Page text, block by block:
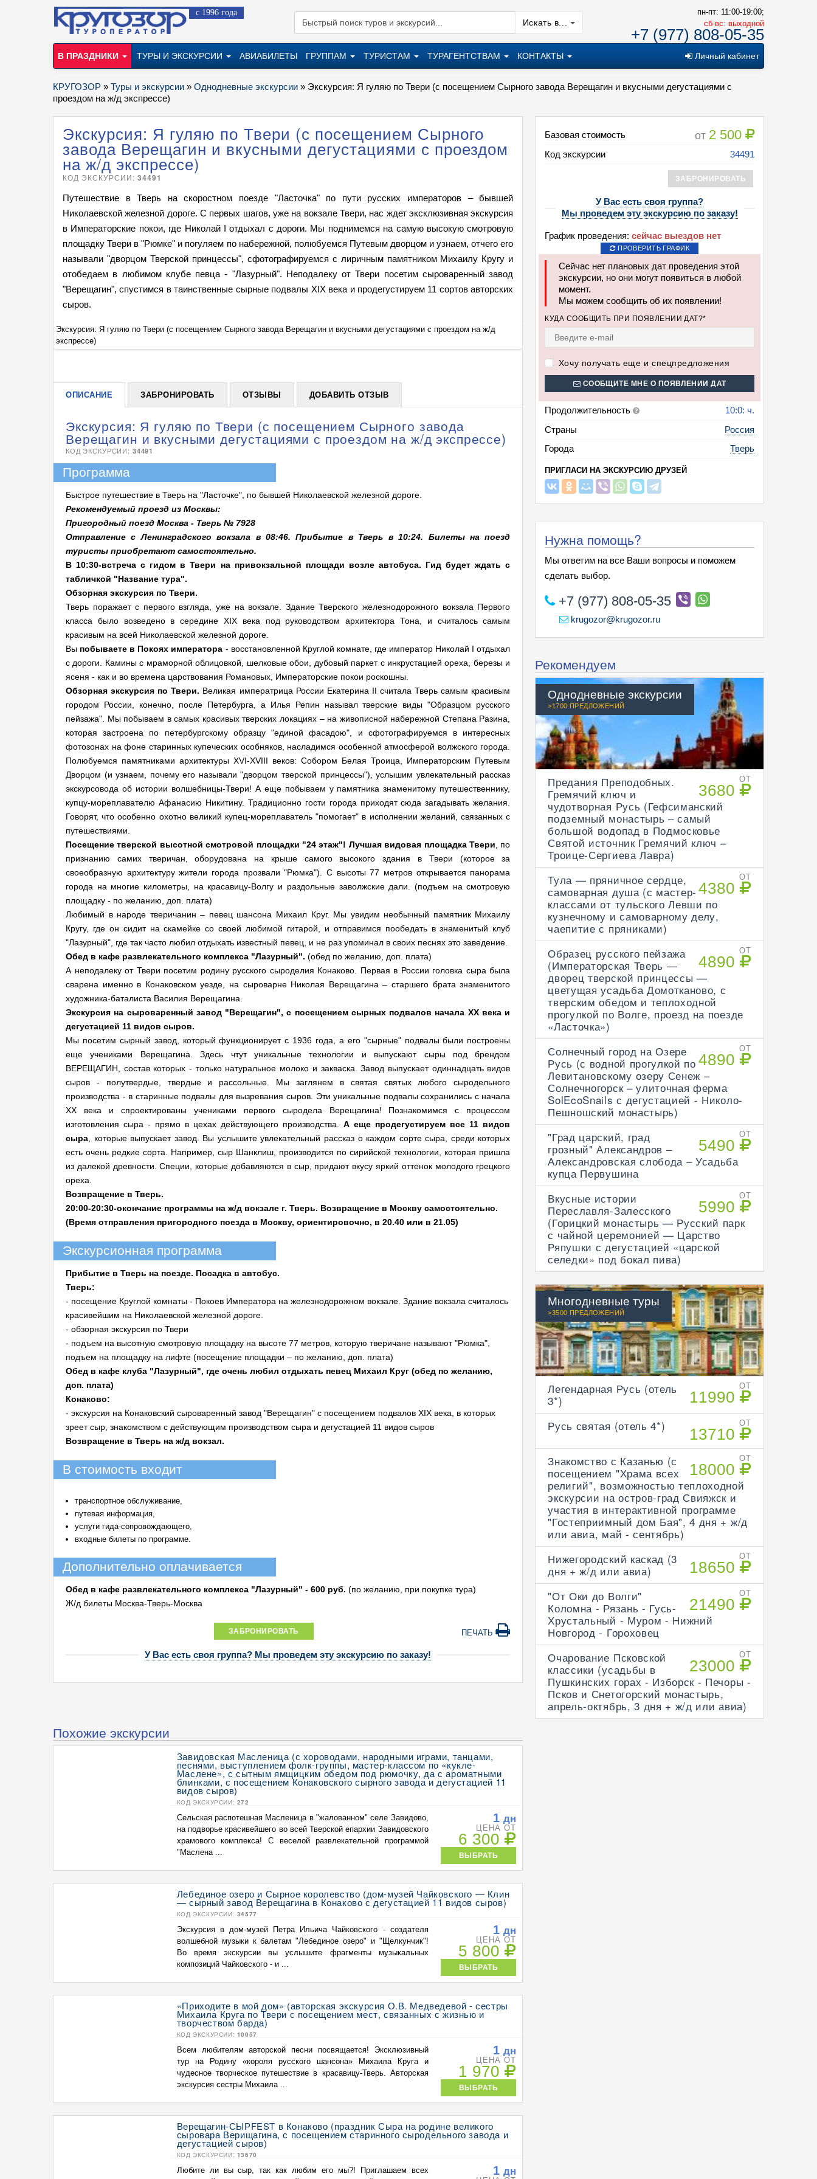
с 1996 года
Искать в...
пн-пт: 11:00-19:00;
cб-вс: выходной
+7 (977) 808-05-35
В ПРАЗДНИКИ ТУРЫ И ЭКСКУРСИИ АВИАБИЛЕТЫ ГРУППАМ ТУРИСТАМ ТУРАГЕНТСТВАМ КОНТАКТЫ Личный кабинет
КРУГОЗОР » Туры и экскурсии » Однодневные экскурсии » Экскурсия: Я гуляю по Твери (с посещением Сырного завода Верещагин и вкусными дегустациями с
проездом на ж/д экспрессе)
Базовая стоимость от 2 500
Код экскурсии 34491
ЗАБРОНИРОВАТЬ
У Вас есть своя группа?
Мы проведем эту экскурсию по заказу!
График проведения: сейчас выездов нет
ПРОВЕРИТЬ ГРАФИК
Сейчас нет плановых дат проведения этой
экскурсии, но они могут появиться в любой
момент.
Мы можем сообщить об их появлении!
КУДА СООБЩИТЬ ПРИ ПОЯВЛЕНИИ ДАТ?*
Хочу получать еще и спецпредложения
СООБЩИТЕ МНЕ О ПОЯВЛЕНИИ ДАТ
Продолжительность
10:0: ч.
Страны
Россия
Города
Тверь
ПРИГЛАСИ НА ЭКСКУРСИЮ ДРУЗЕЙ
Экскурсия: Я гуляю по Твери (с посещением Сырного
завода Верещагин и вкусными дегустациями с проездом
на ж/д экспрессе)
КОД ЭКСКУРСИИ:34491
Путешествие в Тверь на скоростном поезде "Ласточка" по пути русских императоров – бывшей
Николаевской железной дороге. С первых шагов, уже на вокзале Твери, нас ждет эксклюзивная экскурсия
в Императорские покои, где Николай I отдыхал с дороги. Мы поднимемся на самую высокую смотровую
площадку Твери в "Рюмке" и погуляем по набережной, полюбуемся Путевым дворцом и узнаем, отчего его
называли "дворцом Тверской принцессы", сфотографируемся с лиричным памятником Михаилу Кругу и
отобедаем в любимом клубе певца - "Лазурный". Неподалеку от Твери посетим сыроваренный завод
"Верещагин", спустимся в таинственные сырные подвалы XIX века и продегустируем 11 сортов авторских
сыров.
+
Экскурсия: Я гуляю по Твери (с посещением Сырного завода Верещагин и вкусными дегустациями с проездом на ж/д
экспрессе)
Экскурсия: Я гуляю по Твери (с посещением Сырного завода Верещагин и
экспрессе)
ОПИСАНИЕ ЗАБРОНИРОВАТЬ ОТЗЫВЫ ДОБАВИТЬ ОТЗЫВ
Экскурсия: Я гуляю по Твери (с посещением Сырного завода
Верещагин и вкусными дегустациями с проездом на ж/д экспрессе)
КОД ЭКСКУРСИИ: 34491
Программа
Быстрое путешествие в Тверь на "Ласточке", по бывшей Николаевской железной дороге.
Рекомендуемый проезд из Москвы:
Пригородный поезд Москва - Тверь № 7928
Отправление с Ленинградского вокзала в 08:46. Прибытие в Тверь в 10:24. Билеты на поезд
туристы приобретают самостоятельно.
В 10:30-встреча с гидом в Твери на привокзальной площади возле автобуса. Гид будет ждать с
табличкой "Название тура".
Обзорная экскурсия по Твери.
Тверь поражает с первого взгляда, уже на вокзале. Здание Тверского железнодорожного вокзала Первого
класса было возведено в середине XIX века под руководством архитектора Тона, и считалось самым
красивым на всей Николаевской железной дороге.
Вы побываете в Покоях императора - восстановленной Круглой комнате, где император Николай I отдыхал
с дороги. Камины с мраморной облицовкой, шелковые обои, дубовый паркет с инкрустацией ореха, березы и
ясеня - как и во времена царствования Романовых, Императорские покои роскошны.
Обзорная экскурсия по Твери. Великая императрица России Екатерина II считала Тверь самым красивым
городом России, конечно, после Петербурга, а Илья Репин называл тверские виды "Образцом русского
пейзажа". Мы побываем в самых красивых тверских локациях – на живописной набережной Степана Разина,
которая застроена по петербургскому образцу "единой фасадою", и сфотографируемся в интересных
фотозонах на фоне старинных купеческих особняков, насладимся особенной атмосферой волжского города.
Полюбуемся памятниками архитектуры ХVI-XVIII веков: Собором Белая Троица, Императорским Путевым
Дворцом (и узнаем, почему его называли "дворцом тверской принцессы"), услышим увлекательный рассказ
экскурсовода об истории волшебницы-Твери! А еще побываем у памятника знаменитому путешественнику,
купцу-мореплавателю Афанасию Никитину. Традиционно гости города приходят сюда загадывать желания.
Говорят, что особенно охотно великий купец-мореплаватель "помогает" в исполнении желаний, связанных с
путешествиями.
Посещение тверской высотной смотровой площадки "24 этаж"! Лучшая видовая площадка Твери , по
признанию самих тверичан, оборудована на крыше самого высокого здания в Твери (которое за
своеобразную архитектуру жители города прозвали "Рюмка"). С высоты 77 метров открывается панорама
города на многие километры, на красавицу-Волгу и раздольные заволжские дали. (подъем на смотровую
площадку - по желанию, доп. плата)
Любимый в народе тверичанин – певец шансона Михаил Круг. Мы увидим необычный памятник Михаилу
Кругу, где он сидит на скамейке со своей любимой гитарой, и отправимся пообедать в знаменитый клуб
"Лазурный", где так часто любил отдыхать известный певец, и не раз упоминал в своих песнях это заведение.
Обед в кафе развлекательного комплекса "Лазурный". (обед по желанию, доп. плата)
А неподалеку от Твери посетим родину русского сыроделия Конаково. Первая в России головка сыра была
сварена именно в Конаковском уезде, на сыроварне Николая Верещагина – старшего брата знаменитого
художника-баталиста Василия Верещагина.
Экскурсия на сыроваренный завод "Верещагин", с посещением сырных подвалов начала XX века и
дегустацией 11 видов сыров.
Мы посетим сырный завод, который функционирует с 1936 года, а его "сырные" подвалы были построены
еще учениками Верещагина. Здесь чтут уникальные технологии и выпускают сыры под брендом
ВЕРЕЩАГИН, состав которых - только натуральное молоко и закваска. Завод выпускает одиннадцать видов
сыров - полутвердые, твердые и рассольные. Мы заглянем в святая святых любого сыродельного
производства - в старинные подвалы для вызревания сыров. Эти уникальные подвалы сохранились с начала
XX века и спроектированы учениками первого сыродела Верещагина! Познакомимся с процессом
изготовления сыра - прямо в цехах действующего производства.А еще продегустируем все 11 видов
сыра , которые выпускает завод. Вы услышите увлекательный рассказ о каждом сорте сыра, среди которых
есть очень редкие сорта. Например, сыр Шанклиш, производится по сирийской технологии, которая пришла
из далекой древности. Специи, которые добавляются в сыр, придают вкусу яркий оттенок молодого грецкого
ореха.
Возвращение в Тверь.
20:00-20:30-окончание программы на ж/д вокзале г. Тверь. Возвращение в Москву самостоятельно.
(Время отправления пригородного поезда в Москву, ориентировочно, в 20.40 или в 21.05)
Экскурсионная программа
Прибытие в Тверь на поезде. Посадка в автобус.
Тверь:
- посещение Круглой комнаты - Покоев Императора на железнодорожном вокзале. Здание вокзала считалось
красивейшим на Николаевской железной дороге.
- обзорная экскурсия по Твери
- подъем на высотную смотровую площадку на высоте 77 метров, которую тверичане называют "Рюмка",
подъем на площадку на лифте (посещение площадки – по желанию, доп. плата)
Обед в кафе клуба "Лазурный", где очень любил отдыхать певец Михаил Круг (обед по желанию,
доп. плата)
Конаково:
- экскурсия на Конаковский сыроваренный завод "Верещагин" с посещением подвалов XIX века, в которых
зреет сыр, знакомством с действующим производством сыра и дегустацией 11 видов сыров
Возвращение в Тверь на ж/д вокзал.
В стоимость входит
транспортное обслуживание,
путевая информация,
услуги гида-сопровождающего,
входные билеты по программе.
Дополнительно оплачивается
Обед в кафе развлекательного комплекса "Лазурный" - 600 руб. (по желанию, при покупке тура)
Ж/д билеты Москва-Тверь-Москва
ЗАБРОНИРОВАТЬ ПЕЧАТЬ
У Вас есть своя группа? Мы проведем эту экскурсию по заказу!
Похожие экскурсии
Завидовская Масленица (с хороводами, народными играми, танцами,
песнями, выступлением фолк-группы, мастер-классом по «кукле-
Маслене», с сытным ямщицким обедом под рюмочку, да с ароматными
блинками, с посещением Конаковского сырного завода и дегустацией 11
видов сыров)
КОД ЭКСКУРСИИ: 272
Сельская распотешная Масленица в "жалованном" селе Завидово,
на подворье красивейшего во всей Тверской епархии Завидовского
храмового комплекса! С веселой развлекательной программой
"Маслена ...
1дн
ЦЕНА ОТ
6 300
ВЫБРАТЬ
Лебединое озеро и Сырное королевство (дом-музей Чайковского — Клин
— сырный завод Верещагина в Конаково с дегустацией 11 видов сыров)
КОД ЭКСКУРСИИ: 34577
Экскурсия в дом-музей Петра Ильича Чайковского - создателя
волшебной музыки к балетам "Лебединое озеро" и "Щелкунчик"!
Во время экскурсии вы услышите фрагменты музыкальных
композиций Чайковского - и ...
1дн
ЦЕНА ОТ
5 800
ВЫБРАТЬ
«Приходите в мой дом» (авторская экскурсия О.В. Медведевой - сестры
Михаила Круга по Твери с посещением мест, связанных с жизнью и
творчеством барда)
КОД ЭКСКУРСИИ: 10057
Всем любителям авторской песни посвящается! Эксклюзивный
тур на Родину «короля русского шансона» Михаила Круга и
чудесное творческое путешествие в красавицу-Тверь. Авторская
экскурсия сестры Михаила ...
1дн
ЦЕНА ОТ
1 970
ВЫБРАТЬ
Верещагин-СЫРFEST в Конаково (праздник Сыра на родине великого
сыровара Верищагина, с посещением старинного сыродельного завода и
дегустацией сыров)
КОД ЭКСКУРСИИ: 13670
Любите ли вы сыр, так как любим его мы?! Приглашаем всех
1дн
Нужна помощь?
Мы ответим на все Ваши вопросы и поможем
сделать выбор.
+7 (977) 808-05-35
krugozor@krugozor.ru
Рекомендуем
Однодневные экскурсии
>1700 ПРЕДЛОЖЕНИЙ
ОТ
3680
Предания Преподобных.
Гремячий ключ и
чудотворная Русь (Гефсиманский
подземный монастырь – самый
большой водопад в Подмосковье
Святой источник Гремячий ключ –
Троице-Сергиева Лавра)
ОТ
4380
Тула — пряничное сердце,
самоварная душа (с мастер-
классами от тульского Левши по
кузнечному и самоварному делу,
чаепитие с пряниками)
ОТ
4890
Образец русского пейзажа
(Императорская Тверь —
дворец тверской принцессы —
цветущая усадьба Домотканово, с
тверским обедом и теплоходной
прогулкой по Волге, проезд на поезде
«Ласточка»)
ОТ
4890
Солнечный город на Озере
Русь (с водной прогулкой по
Левитановскому озеру Сенеж –
Солнечногорск – улиточная ферма
SolEcoSnails с дегустацией - Николо-
Пешношский монастырь)
ОТ
5490
"Град царский, град
грозный" Александров –
Александровская слобода – Усадьба
купца Первушина
ОТ
5990
Вкусные истории
Переславля-Залесского
(Горицкий монастырь — Русский парк
с чайной церемонией — Царство
Ряпушки с дегустацией «царской
селедки» под бокал пива)
Многодневные туры
>3500 ПРЕДЛОЖЕНИЙ
ОТ
11990
Легендарная Русь (отель
3*)
ОТ
13710
Русь святая (отель 4*)
ОТ
18000
Знакомство с Казанью (с
посещением "Храма всех
религий", возможностью теплоходной
экскурсии на остров-град Свияжск и
участия в интерактивной программе
"Гостеприимный дом Бая", 4 дня + ж/д
или авиа, май - сентябрь)
ОТ
18650
Нижегородский каскад (3
дня + ж/д или авиа)
ОТ
21490
"От Оки до Волги"
Коломна - Рязань - Гусь-
Хрустальный - Муром - Нижний
Новгород - Гороховец
ОТ
23000
Очарование Псковской
классики (усадьбы в
Пушкинских горах - Изборск - Печоры -
Псков и Снетогорский монастырь,
апрель-октябрь, 3 дня + ж/д или авиа)